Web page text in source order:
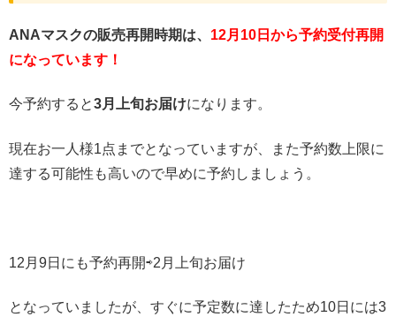
ANAマスクの販売再開時期は、 12月10日から予約受付再開
になっています！
今予約すると3月上旬お届けになります。
現在お一人様1点までとなっていますが、また予約数上限に
達する可能性も高いので早めに予約しましょう。
12月9日にも予約再開⇨2月上旬お届け
となっていましたが、すぐに予定数に達したため10日には3